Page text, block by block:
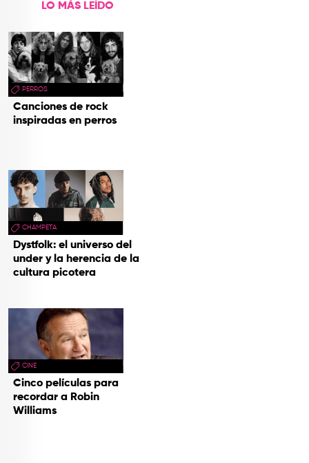
LO MÁS LEÍDO
PERROS
Canciones de rock
inspiradas en perros
CHAMPETA
Dystfolk: el universo del
under y la herencia de la
cultura picotera
CINE
Cinco películas para
recordar a Robin
Williams